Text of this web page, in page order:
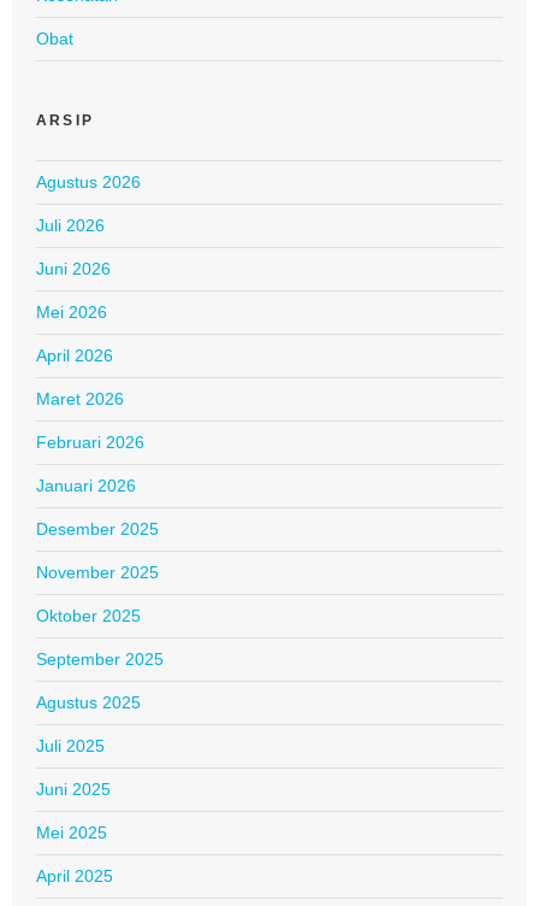
Obat
ARSIP
Agustus 2026
Juli 2026
Juni 2026
Mei 2026
April 2026
Maret 2026
Februari 2026
Januari 2026
Desember 2025
November 2025
Oktober 2025
September 2025
Agustus 2025
Juli 2025
Juni 2025
Mei 2025
April 2025